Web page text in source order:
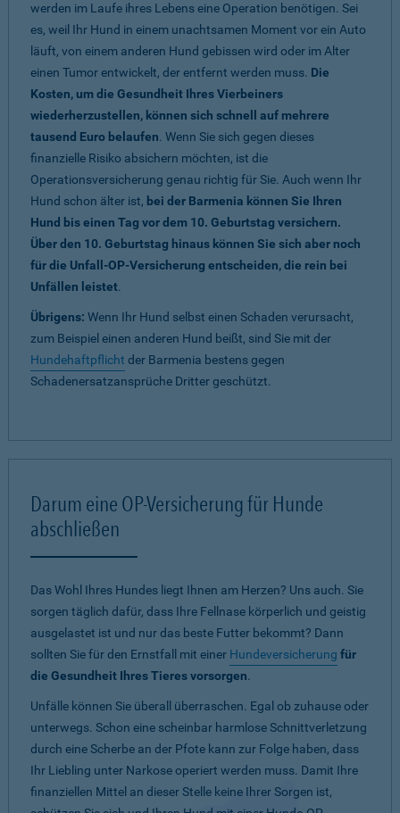
werden im Laufe ihres Lebens eine Operation benötigen. Sei
es, weil Ihr Hund in einem unachtsamen Moment vor ein Auto
läuft, von einem anderen Hund gebissen wird oder im Alter
einen Tumor entwickelt, der entfernt werden muss. Die
Kosten, um die Gesundheit Ihres Vierbeiners
wiederherzustellen, können sich schnell auf mehrere
tausend Euro belaufen. Wenn Sie sich gegen dieses
finanzielle Risiko absichern möchten, ist die
Operationsversicherung genau richtig für Sie. Auch wenn Ihr
Hund schon älter ist, bei der Barmenia können Sie Ihren
Hund bis einen Tag vor dem 10. Geburtstag versichern.
Über den 10. Geburtstag hinaus können Sie sich aber noch
für die Unfall-OP-Versicherung entscheiden, die rein bei
Unfällen leistet.
Übrigens: Wenn Ihr Hund selbst einen Schaden verursacht,
zum Beispiel einen anderen Hund beißt, sind Sie mit der
Hundehaftpflicht der Barmenia bestens gegen
Schadenersatzansprüche Dritter geschützt.
Darum eine OP-Versicherung für Hunde
abschließen
Das Wohl Ihres Hundes liegt Ihnen am Herzen? Uns auch. Sie
sorgen täglich dafür, dass Ihre Fellnase körperlich und geistig
ausgelastet ist und nur das beste Futter bekommt? Dann
sollten Sie für den Ernstfall mit einer Hundeversicherung für
die Gesundheit Ihres Tieres vorsorgen.
Unfälle können Sie überall überraschen. Egal ob zuhause oder
unterwegs. Schon eine scheinbar harmlose Schnittverletzung
durch eine Scherbe an der Pfote kann zur Folge haben, dass
Ihr Liebling unter Narkose operiert werden muss. Damit Ihre
finanziellen Mittel an dieser Stelle keine Ihrer Sorgen ist,